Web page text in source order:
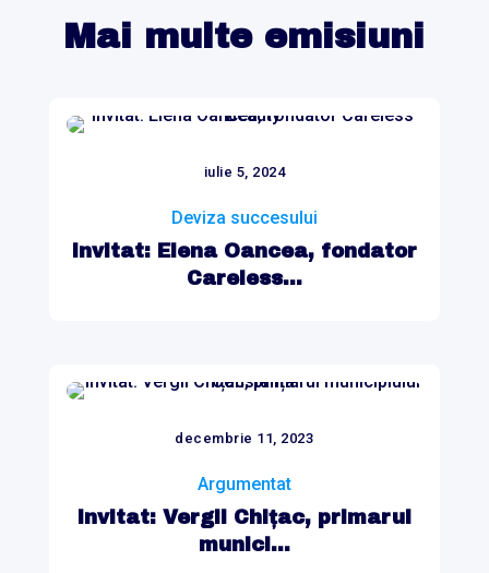
Mai multe emisiuni
iulie 5, 2024
Deviza succesului
Invitat: Elena Oancea, fondator
Careless...
decembrie 11, 2023
Argumentat
Invitat: Vergil Chițac, primarul
munici...